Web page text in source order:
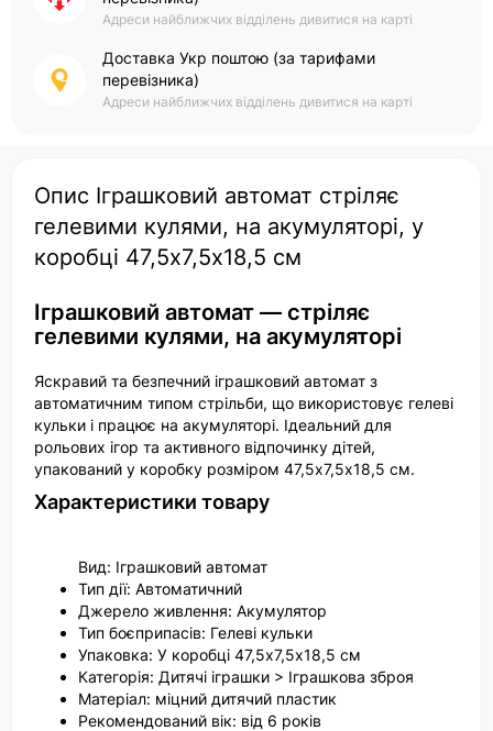
Адреси найближчих відділень дивитися на карті
Доставка Укр поштою (за тарифами
перевізника)
Адреси найближчих відділень дивитися на карті
Опис Іграшковий автомат стріляє
гелевими кулями, на акумуляторі, у
коробці 47,5х7,5х18,5 см
Іграшковий автомат — стріляє
гелевими кулями, на акумуляторі
Яскравий та безпечний іграшковий автомат з
автоматичним типом стрільби, що використовує гелеві
кульки і працює на акумуляторі. Ідеальний для
рольових ігор та активного відпочинку дітей,
упакований у коробку розміром 47,5х7,5х18,5 см.
Характеристики товару
Вид: Іграшковий автомат
Тип дії: Автоматичний
Джерело живлення: Акумулятор
Тип боєприпасів: Гелеві кульки
Упаковка: У коробці 47,5х7,5х18,5 см
Категорія: Дитячі іграшки > Іграшкова зброя
Матеріал: міцний дитячий пластик
Рекомендований вік: від 6 років